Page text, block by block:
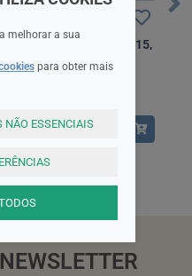
Compeed Penso
Borbulhas Discreto X15,
13,60EUR
ADICIONAR
melhorar a sua
para obter mais
NÃO ESSENCIAIS